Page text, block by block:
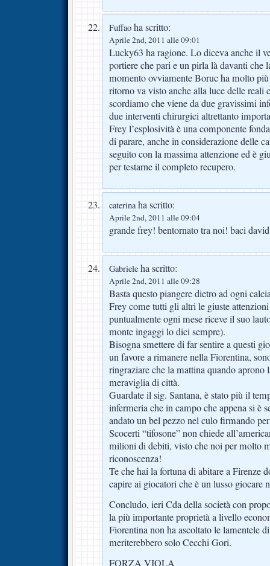
Fuffao ha scritto:
Aprile 2nd, 2011 alle 09:01
Lucky63 ha ragione. Lo diceva anche il
portiere che pari e un pirla là davanti che
momento ovviamente Boruc ha molto
ritorno va visto anche alla luce delle
scordiamo che viene da due gravissimi
due interventi chirurgici altrettanto
Frey l’esplosività è una componente
di parare, anche in considerazione delle
seguito con la massima attenzione ed è
per testarne il completo recupero.
caterinaha scritto:
Aprile 2nd, 2011 alle 09:04
grande frey! bentornato tra noi! baci
Gabriele ha scritto:
Aprile 2nd, 2011 alle 09:28
Basta questo piangere dietro ad ogni
Frey come tutti gli altri le giuste
puntualmente ogni mese riceve il suo
monte ingaggi lo dici sempre).
Bisogna smettere di far sentire a questi
un favore a rimanere nella Fiorentina,
ringraziare che la mattina quando aprono
meraviglia di città.
Guardate il sig. Santana, è stato più il
infermeria che in campo che appena si è
andato un bel pezzo nel culo firmando
Scocerti “tifosone” non chiede
milioni di debiti, visto che noi per molto
riconoscenza!
Te che hai la fortuna di abitare a Firenze
capire ai giocatori che è un lusso
Concludo, ieri Cda della società con
la più importante proprietà a livello
Fiorentina non ha ascoltato le lamentele
meriterebbero solo Cecchi Gori.
FORZA VIOLA